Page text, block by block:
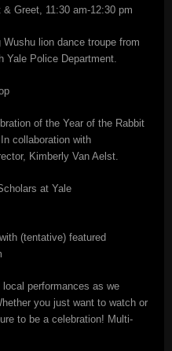
Greet, 11:30 am-12:30 pm
lion dance troupe from
Yale Police Department.
of the Year of the Rabbit
collaboration with
Kimberly Van Aelst.
at Yale
(tentative) featured
performances as we
you just want to watch or
to be a celebration! Multi-